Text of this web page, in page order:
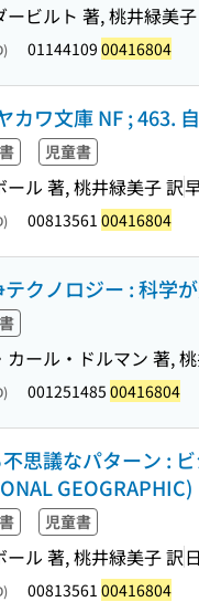
ービルト 著, 桃井緑美
01144109 00416804
カワ文庫 NF ; 463.
児童書
ール 著, 桃井緑美子 訳
00813561 00416804
クノロジー : 科学
カール・ドルマン 著,
001251485 00416804
思議なパターン :
GEOGRAPHIC)
児童書
ール 著, 桃井緑美子 訳
00813561 00416804